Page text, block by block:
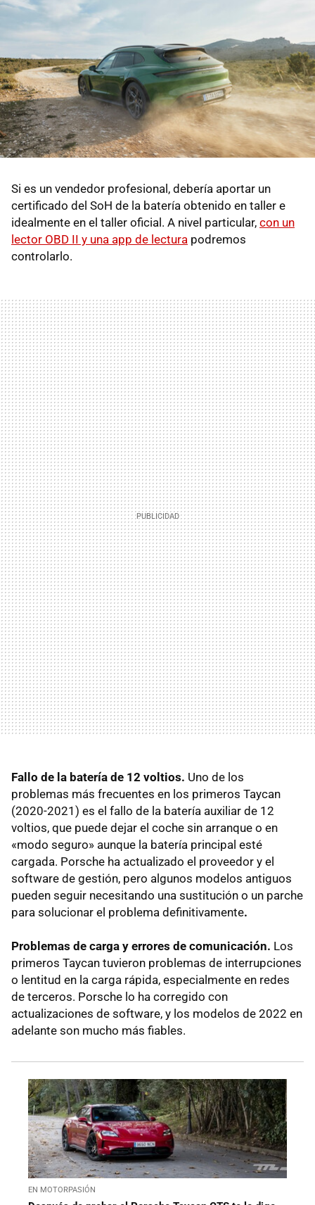
Si es un vendedor profesional, debería aportar un
certificado del SoH de la batería obtenido en taller e
idealmente en el taller oficial. A nivel particular, con un
lector OBD II y una app de lectura podremos
controlarlo.
Fallo de la batería de 12 voltios. Uno de los
problemas más frecuentes en los primeros Taycan
(2020-2021) es el fallo de la batería auxiliar de 12
voltios, que puede dejar el coche sin arranque o en
«modo seguro» aunque la batería principal esté
cargada. Porsche ha actualizado el proveedor y el
software de gestión, pero algunos modelos antiguos
pueden seguir necesitando una sustitución o un parche
para solucionar el problema definitivamente.
Problemas de carga y errores de comunicación. Los
primeros Taycan tuvieron problemas de interrupciones
o lentitud en la carga rápida, especialmente en redes
de terceros. Porsche lo ha corregido con
actualizaciones de software, y los modelos de 2022 en
adelante son mucho más fiables.
EN MOTORPASIÓN